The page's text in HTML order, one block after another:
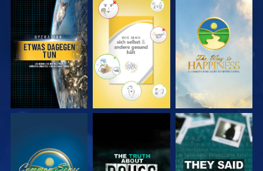
ANSEHEN ANSEHEN ANSEHEN
ANSEHEN ANSEHEN ANSEHEN